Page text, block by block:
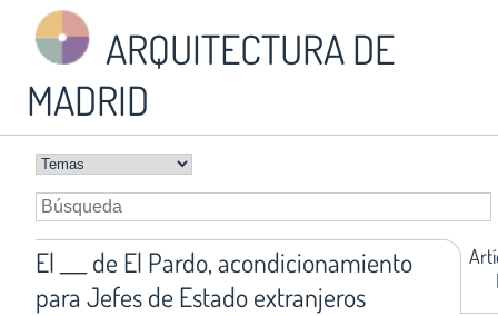
ARQUITECTURA DE
MADRID
El ___ de El Pardo, acondicionamiento
para Jefes de Estado extranjeros